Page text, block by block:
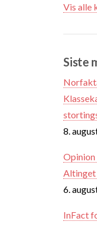
Vis alle
Siste
8.
Altinget
6.
InFact